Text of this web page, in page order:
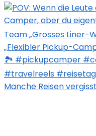
Manche Reisen